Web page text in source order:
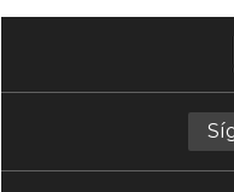
C coche autónomo
dispositivos